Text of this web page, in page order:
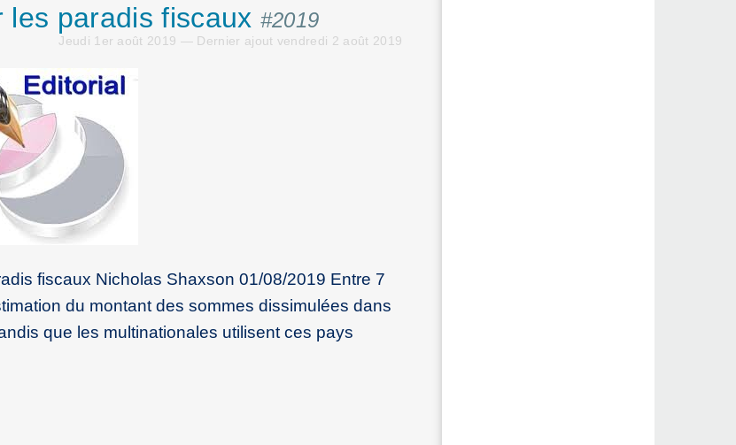
paradis fiscaux #2019
Jeudi 1er août 2019 — Dernier ajout vendredi 2 août 2019
fiscaux Nicholas Shaxson 01/08/2019 Entre 7
du montant des sommes dissimulées dans
que les multi­nationales utilisent ces pays